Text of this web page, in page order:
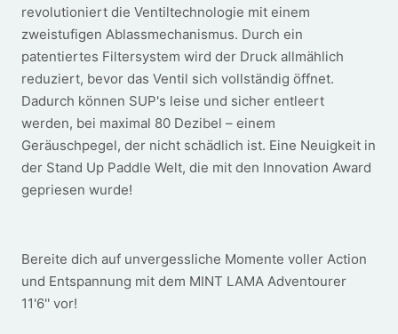
revolutioniert die Ventiltechnologie mit einem
zweistufigen Ablassmechanismus. Durch ein
patentiertes Filtersystem wird der Druck allmählich
reduziert, bevor das Ventil sich vollständig öffnet.
Dadurch können SUP's leise und sicher entleert
werden, bei maximal 80 Dezibel – einem
Geräuschpegel, der nicht schädlich ist. Eine Neuigkeit in
der Stand Up Paddle Welt, die mit den Innovation Award
gepriesen wurde!
Bereite dich auf unvergessliche Momente voller Action
und Entspannung mit dem MINT LAMA Adventourer
11'6'' vor!